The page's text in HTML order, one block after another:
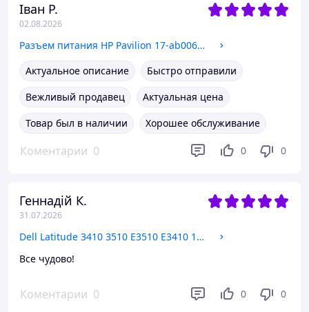
Іван Р.
02.08.2026
Разъем питания HP Pavilion 17-ab006ng
Актуальное описание
Быстро отправили
Вежливый продавец
Актуальная цена
Товар был в наличии
Хорошее обслуживание
Коментарии 0 0 0
Геннадій К.
31.07.2026
Dell Latitude 3410 3510 E3510 E3410 19A34-1 Плата USB Audio
Все чудово!
Коментарии 0 0 0